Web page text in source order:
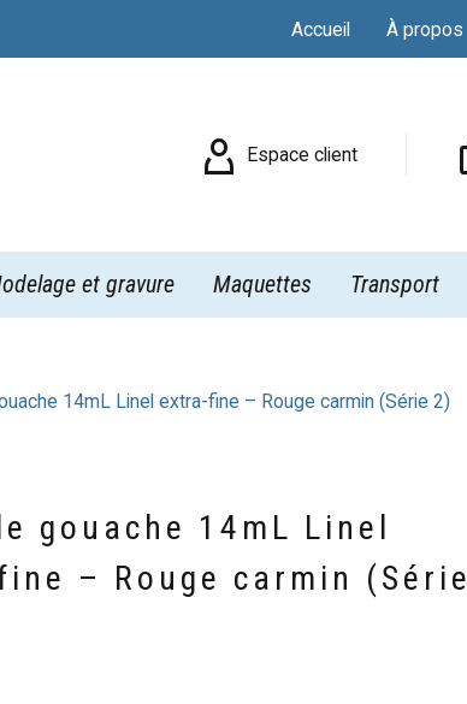
Accueil À propos
 Espace client
et gravure Maquettes Transport
14mL Linel extra-fine – Rouge carmin (Série 2)
gouache 14mL Linel
– Rouge carmin (Série